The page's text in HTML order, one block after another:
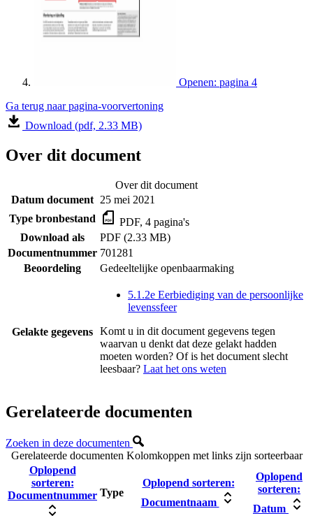
Openen: pagina 4
Ga terug naar pagina-voorvertoning
Download (pdf, 2.33 MB)
Over dit document
Over dit document
Datum document 25 mei 2021
Type bronbestand
PDF, 4 pagina's
Download als
PDF (2.33 MB)
Documentnummer 701281
Beoordeling
Gedeeltelijke openbaarmaking
Gelakte gegevens
5.1.2e Eerbiediging van de persoonlijke
levenssfeer
Komt u in dit document gegevens tegen
waarvan u denkt dat deze gelakt hadden
moeten worden? Of is het document slecht
leesbaar? Laat het ons weten
Gerelateerde documenten
Zoeken in deze documenten
Gerelateerde documenten Kolomkoppen met links zijn sorteerbaar
Oplopend
sorteren:
Documentnummer Type
Oplopend sorteren:
Documentnaam
Oplopend
sorteren:
Datum